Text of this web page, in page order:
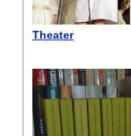
Theater